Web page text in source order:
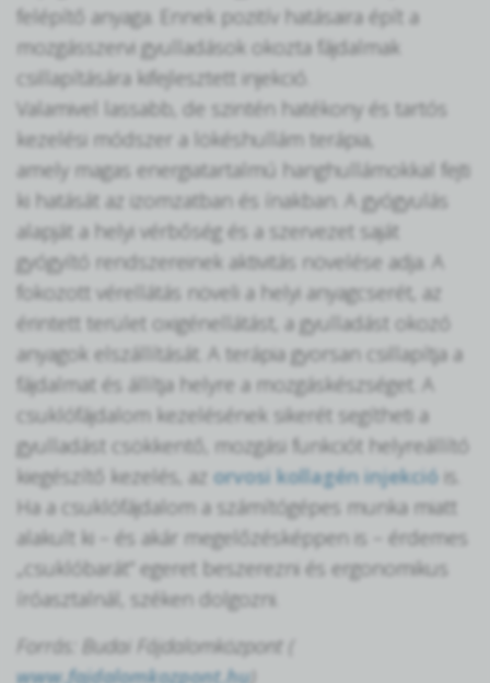
felépítő anyaga. Ennek pozitív hatásaira épít a
mozgásszervi gyulladások okozta fájdalmak
csillapítására kifejlesztett injekció.
Valamivel lassabb, de szintén hatékony és tartós
kezelési módszer a lökéshullám terápia,
amely magas energiatartalmú hanghullámokkal fejti
ki hatását az izomzatban és ínakban. A gyógyulás
alapját a helyi vérbőség és a szervezet saját
gyógyító rendszereinek aktivitás növelése adja. A
fokozott vérellátás növeli a helyi anyagcserét, az
érintett terület oxigénellátást, a gyulladást okozó
anyagok elszállítását. A terápia gyorsan csillapítja a
fájdalmat és állítja helyre a mozgáskészséget. A
csuklófájdalom kezelésének sikerét segítheti a
gyulladást csökkentő, mozgási funkciót helyreállító
kiegészítő kezelés, az orvosi kollagén injekció is.
Ha a csuklófájdalom a számítógépes munka miatt
alakult ki – és akár megelőzésképpen is – érdemes
„csuklóbarát” egeret beszerezni és ergonomikus
íróasztalnál, széken dolgozni.
Forrás: Budai Fájdalomközpont (
www.fajdalomkozpont.hu